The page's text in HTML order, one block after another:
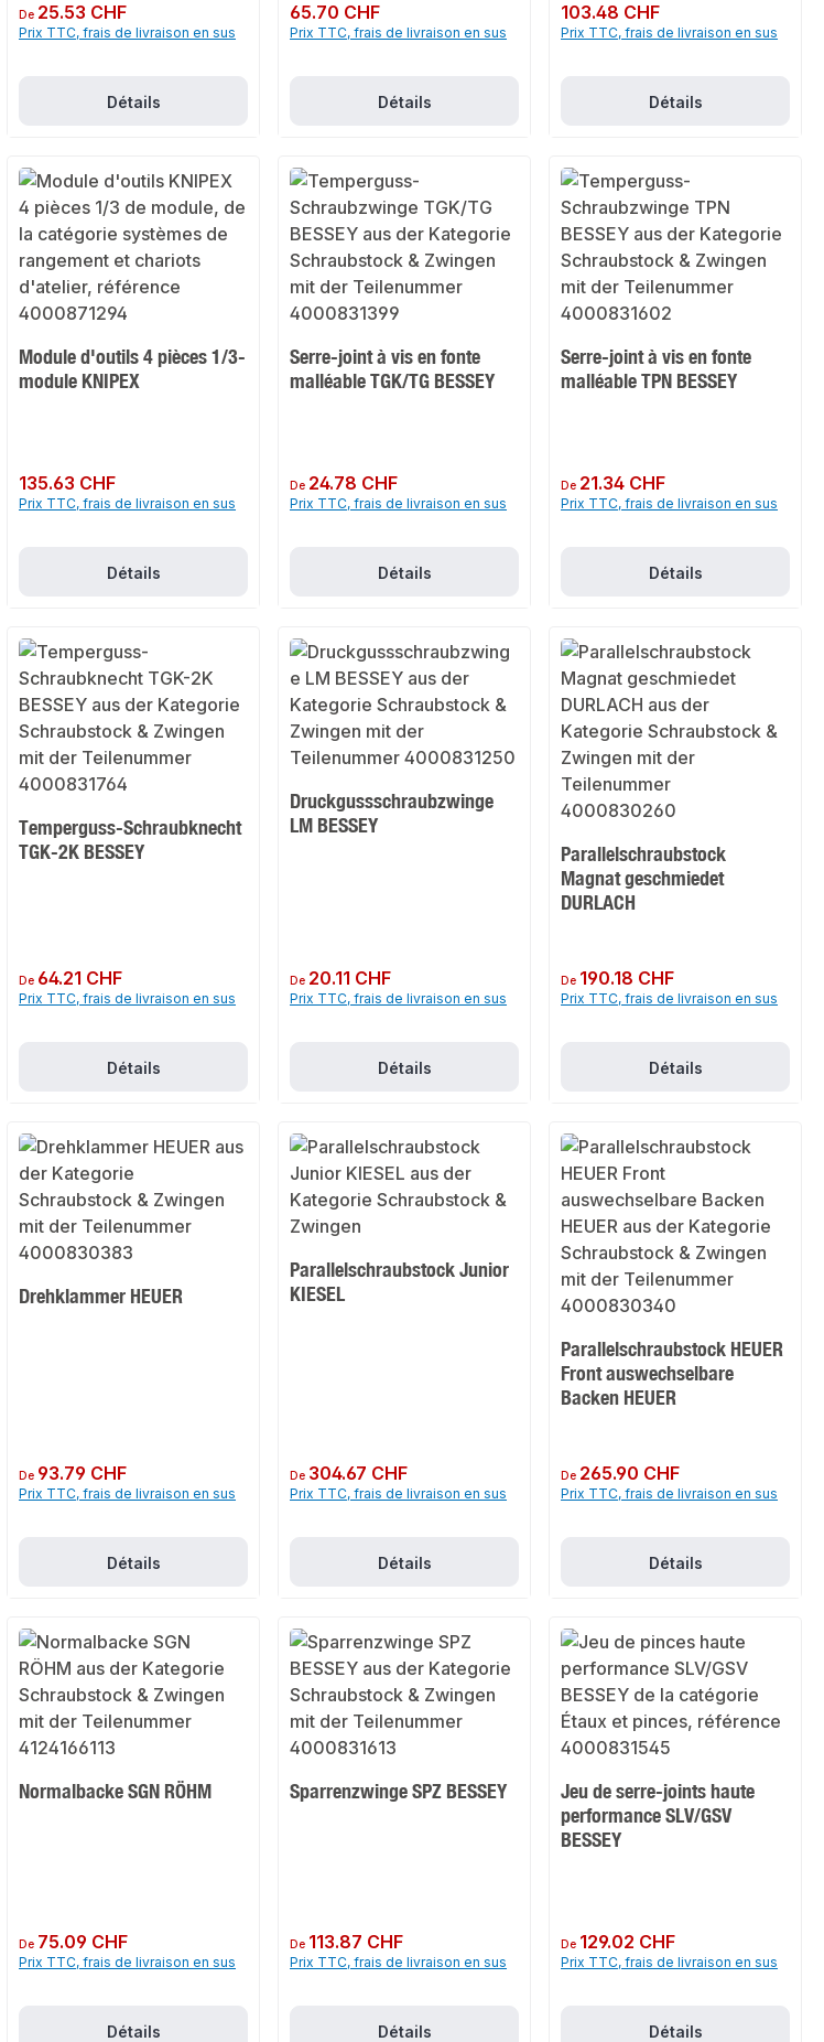
Prix régulier :
De 25.53 CHF
Prix TTC, frais de livraison en sus
Détails
Prix régulier :
65.70 CHF
Prix TTC, frais de livraison en sus
Détails
Prix régulier :
103.48 CHF
Prix TTC, frais de livraison en sus
Détails
Module d'outils 4 pièces 1/3-
module KNIPEX
Prix régulier :
135.63 CHF
Prix TTC, frais de livraison en sus
Détails
Serre-joint à vis en fonte
malléable TGK/TG BESSEY
Prix régulier :
De 24.78 CHF
Prix TTC, frais de livraison en sus
Détails
Serre-joint à vis en fonte
malléable TPN BESSEY
Prix régulier :
De 21.34 CHF
Prix TTC, frais de livraison en sus
Détails
Temperguss-Schraubknecht
TGK-2K BESSEY
Prix régulier :
De 64.21 CHF
Prix TTC, frais de livraison en sus
Détails
Druckgussschraubzwinge
LM BESSEY
Prix régulier :
De 20.11 CHF
Prix TTC, frais de livraison en sus
Détails
Parallelschraubstock
Magnat geschmiedet
DURLACH
Prix régulier :
De 190.18 CHF
Prix TTC, frais de livraison en sus
Détails
Drehklammer HEUER
Prix régulier :
De 93.79 CHF
Prix TTC, frais de livraison en sus
Détails
Parallelschraubstock Junior
KIESEL
Prix régulier :
De 304.67 CHF
Prix TTC, frais de livraison en sus
Détails
Parallelschraubstock HEUER
Front auswechselbare
Backen HEUER
Prix régulier :
De 265.90 CHF
Prix TTC, frais de livraison en sus
Détails
Normalbacke SGN RÖHM
Prix régulier :
De 75.09 CHF
Prix TTC, frais de livraison en sus
Détails
Sparrenzwinge SPZ BESSEY
Prix régulier :
De 113.87 CHF
Prix TTC, frais de livraison en sus
Détails
Jeu de serre-joints haute
performance SLV/GSV
BESSEY
Prix régulier :
De 129.02 CHF
Prix TTC, frais de livraison en sus
Détails